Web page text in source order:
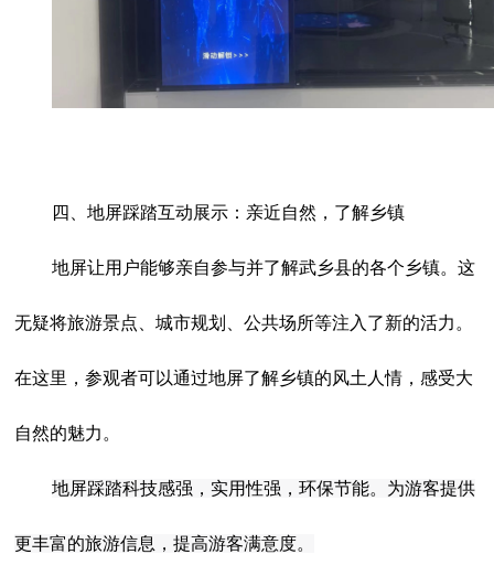
四、地屏踩踏互动展示：亲近自然，了解乡镇
地屏让用户能够亲自参与并了解武乡县的各个乡镇。这
无疑将旅游景点、城市规划、公共场所等注入了新的活力。
在这里，参观者可以通过地屏了解乡镇的风土人情，感受大
自然的魅力。
地屏踩踏科技感强，实用性强，环保节能。为游客提供
更丰富的旅游信息，提高游客满意度。